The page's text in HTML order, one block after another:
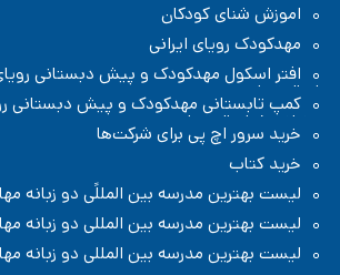
اموزش شنای کودکان
مهدکودک رویای ایرانی
افتر اسکول مهدکودک و پیش دبستانی رویای
شمال تهران
کمپ تابستانی مهدکودک و پیش دبستانی
زعفرانیه / شمال تهران
خرید سرور اچ پی برای شرکت‌ها
خرید کتاب
لیست بهترین مدرسه بین المللًی دو زبانه
لیست بهترین مدرسه بین المللی دو زبانه مهارتی
لیست بهترین مدرسه بین المللی دو زبانه